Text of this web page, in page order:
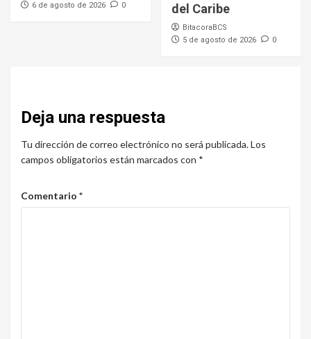
6 de agosto de 2026
0
del Caribe
BitacoraBCS
5 de agosto de 2026
0
Deja una respuesta
Tu dirección de correo electrónico no será publicada.Los
campos obligatorios están marcados con *
Comentario *